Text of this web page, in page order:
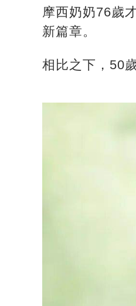
摩西奶奶76歲
新篇章。
相比之下，50